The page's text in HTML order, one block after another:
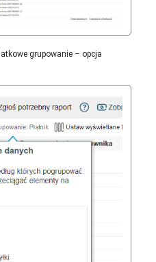
grupowanie – opcja